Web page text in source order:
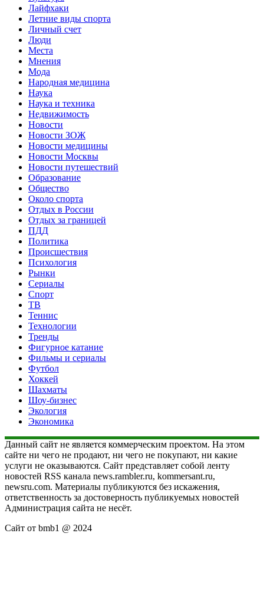
Лайфхаки
Летние виды спорта
Личный счет
Люди
Места
Мнения
Мода
Народная медицина
Наука
Наука и техника
Недвижимость
Новости
Новости ЗОЖ
Новости медицины
Новости Москвы
Новости путешествий
Образование
Общество
Около спорта
Отдых в России
Отдых за границей
ПДД
Политика
Происшествия
Психология
Рынки
Сериалы
Спорт
ТВ
Теннис
Технологии
Тренды
Фигурное катание
Фильмы и сериалы
Футбол
Хоккей
Шахматы
Шоу-бизнес
Экология
Экономика
Данный сайт не является коммерческим проектом. На этом
сайте ни чего не продают, ни чего не покупают, ни какие
услуги не оказываются. Сайт представляет собой ленту
новостей RSS канала news.rambler.ru, kommersant.ru,
newsru.com. Материалы публикуются без искажения,
ответственность за достоверность публикуемых новостей
Администрация сайта не несёт.
Сайт от bmb1 @ 2024